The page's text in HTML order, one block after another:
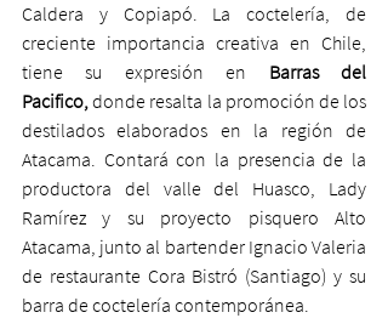
Caldera y Copiapó. La coctelería, de
creciente importancia creativa en Chile,
tiene su expresión en Barras del
Pacifico, donde resalta la promoción de los
destilados elaborados en la región de
Atacama. Contará con la presencia de la
productora del valle del Huasco, Lady
Ramírez y su proyecto pisquero Alto
Atacama, junto al bartender Ignacio Valeria
de restaurante Cora Bistró (Santiago) y su
barra de coctelería contemporánea.